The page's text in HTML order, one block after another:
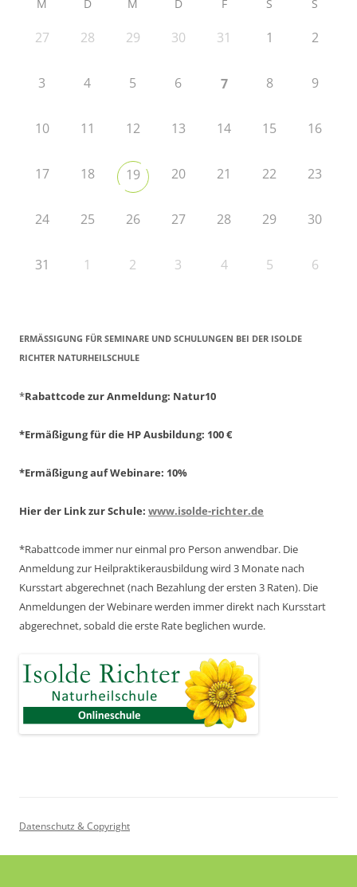
M D M D F S S
27 28 29 30 31 1 2
3 4 5 6 7 8 9
10 11 12 13 14 15 16
17 18 19 20 21 22 23
24 25 26 27 28 29 30
31 1 2 3 4 5 6
ERMÄSSIGUNG FÜR SEMINARE UND SCHULUNGEN BEI DER ISOLDE R
ICHTER NATURHEILSCHULE
*Rabattcode zur Anmeldung: Natur10
*Ermäßigung für die HP Ausbildung: 100 €
*Ermäßigung auf Webinare: 10%
Hier der Link zur Schule: www.isolde-richter.de
*Rabattcode immer nur einmal pro Person anwendbar. Die
Anmeldung zur Heilpraktikerausbildung wird 3 Monate nach
Kursstart abgerechnet(nach Bezahlung der ersten 3 Raten). Die
Anmeldungen der Webinare werden immer direkt nach Kursstart
abgerechnet,sobald die erste Rate beglichen wurde.
Datenschutz & Copyright